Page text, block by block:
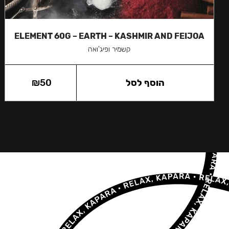
ELEMENT 60G – EARTH – KASHMIR AND FEIJOA
קשמיר ופיג'ואה
₪50 הוסף לסל